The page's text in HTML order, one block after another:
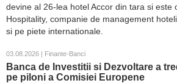
devine al 26-lea hotel Accor din tara si este
Hospitality, companie de management
si pe piete internationale.
03.08.2026 | Finante-Banci
Banca de Investitii si Dezvoltare a
pe piloni a Comisiei Europene